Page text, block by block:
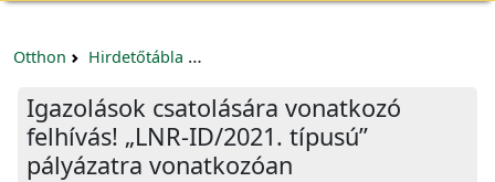
Otthon Hirdetőtábla
Igazolások csatolására vonatkozó
felhívás! „LNR-ID/2021. típusú”
pályázatra vonatkozóan